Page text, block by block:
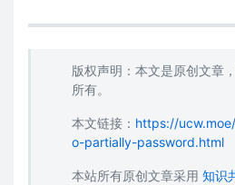
版权声明：本文是原创文章
所有。
本文链接： https://
o-partially-password.html
本站所有原创文章采用 知识